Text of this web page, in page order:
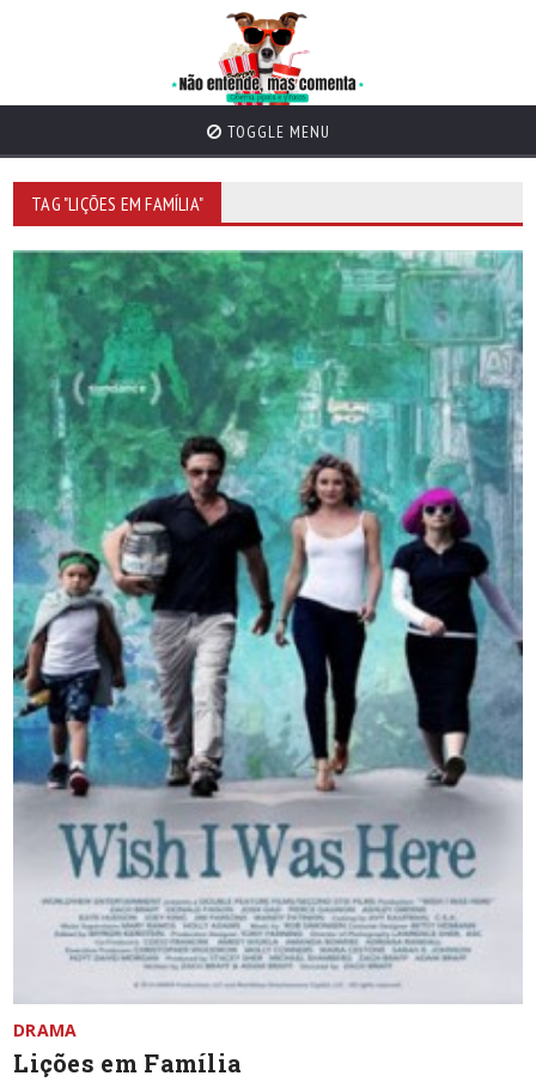
TOGGLE MENU
TAG "LIÇÕES EM FAMÍLIA"
DRAMA
Lições em Família